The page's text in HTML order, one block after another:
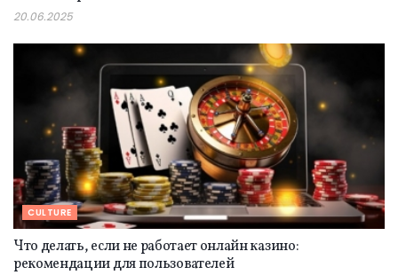
20.06.2025
CULTURE
Что делать, если не работает онлайн казино:
рекомендации для пользователей